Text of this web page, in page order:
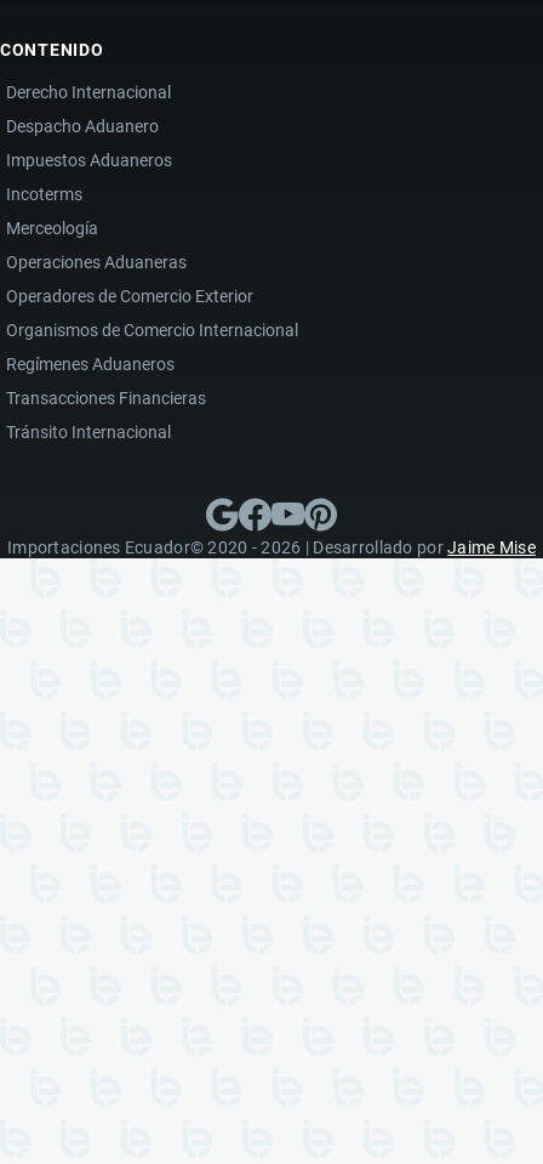
CONTENIDO
Derecho Internacional
Despacho Aduanero
Impuestos Aduaneros
Incoterms
Merceología
Operaciones Aduaneras
Operadores de Comercio Exterior
Organismos de Comercio Internacional
Regímenes Aduaneros
Transacciones Financieras
Tránsito Internacional
Importaciones Ecuador© 2020 - 2026 | Desarrollado porJaime Mise